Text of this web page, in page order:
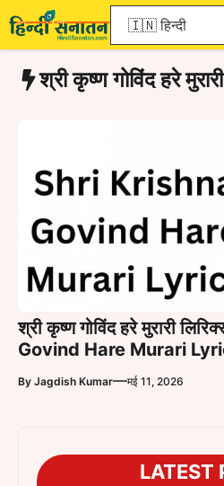
to
content
श्री कृष्ण गोविंद हरे
श्री कृष्ण गोविंद हरे मुरारी
Govind Hare Murari
By Jagdish Kumar—मई 11, 2026
LATEST